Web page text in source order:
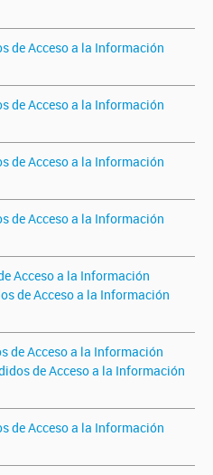
de Acceso a la Información
de Acceso a la Información
de Acceso a la Información
de Acceso a la Información
Acceso a la Información
de Acceso a la Información
de Acceso a la Información
de Acceso a la Información
de Acceso a la Información